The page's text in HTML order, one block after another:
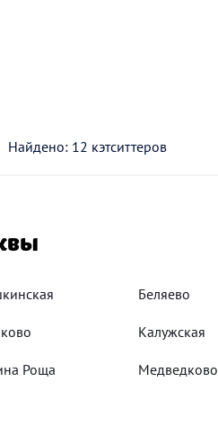
Найдено: 12 кэтситтеров
Беляево
Калужская
Роща Медведково